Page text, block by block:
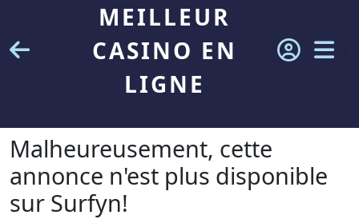
MEILLEUR
CASINO EN
LIGNE
Malheureusement, cette
annonce n'est plus disponible
sur Surfyn!